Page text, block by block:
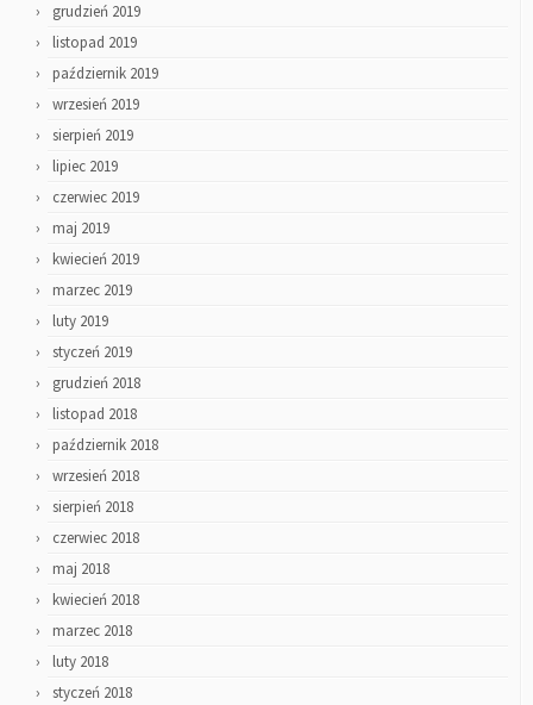
grudzień 2019
listopad 2019
październik 2019
wrzesień 2019
sierpień 2019
lipiec 2019
czerwiec 2019
maj 2019
kwiecień 2019
marzec 2019
luty 2019
styczeń 2019
grudzień 2018
listopad 2018
październik 2018
wrzesień 2018
sierpień 2018
czerwiec 2018
maj 2018
kwiecień 2018
marzec 2018
luty 2018
styczeń 2018